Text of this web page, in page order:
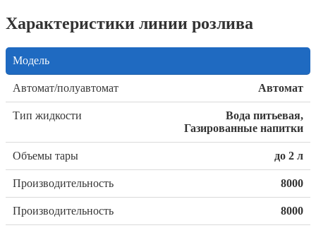
Характеристики линии розлива
Модель
Автомат/полуавтомат Автомат
Тип жидкости
Вода питьевая,
Газированные напитки
Объемы тары до 2 л
Производительность 8000
Производительность 8000